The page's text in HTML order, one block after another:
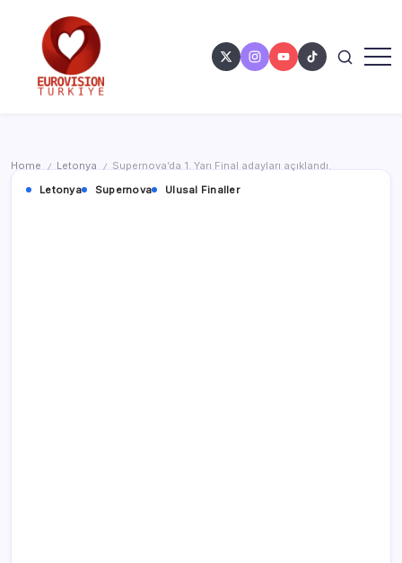
Home / Letonya /
Supernova’da 1. Yarı Final adayları açıklandı.
Letonya
Supernova Ulusal Finaller